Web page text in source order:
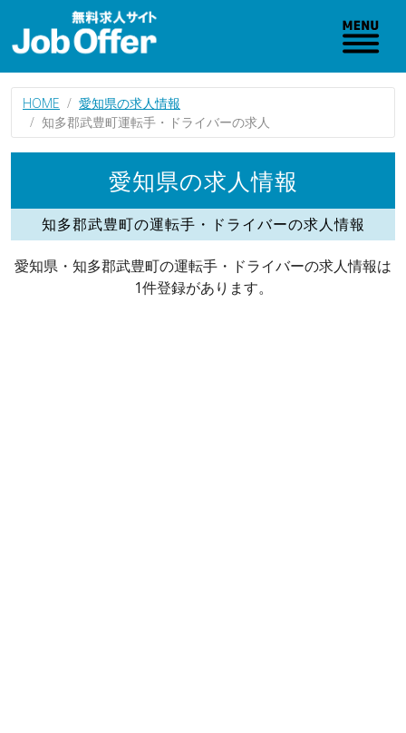
HOME
愛知県の求人情報
知多郡武豊町運転手・ドライバーの求人
愛知県の求人情報
知多郡武豊町の運転手・ドライバーの求人情報
愛知県・知多郡武豊町の運転手・ドライバーの求人情報は
1件登録があります。